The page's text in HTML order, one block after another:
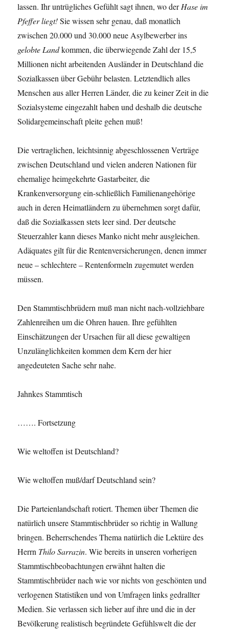
lassen. Ihr untrügliches Gefühlt sagt ihnen, wo derHase im
Pfeffer liegt!Sie wissen sehr genau, daß monatlich
zwischen 20.000 und 30.000 neue Asylbewerber ins
gelobte Landkommen, die überwiegende Zahl der 15,5
Millionen nicht arbeitenden Ausländer in Deutschland die
Sozialkassen über Gebühr belasten. Letztendlich alles
Menschen aus aller Herren Länder, die zu keiner Zeit in die
Sozialsysteme eingezahlt haben und deshalb die deutsche
Solidargemeinschaft pleite gehen muß!
Die vertraglichen, leichtsinnig abgeschlossenen Verträge
zwischen Deutschland und vielen anderen Nationen für
ehemalige heimgekehrte Gastarbeiter, die
Krankenversorgung ein-schließlich Familienangehörige
auch in deren Heimatländern zu übernehmen sorgt dafür,
daß die Sozialkassen stets leer sind. Der deutsche
Steuerzahler kann dieses Manko nicht mehr ausgleichen.
Adäquates gilt für die Rentenversicherungen, denen immer
neue – schlechtere – Rentenformeln zugemutet werden
müssen.
Den Stammtischbrüdern muß man nicht nach-vollziehbare
Zahlenreihen um die Ohren hauen. Ihre gefühlten
Einschätzungen der Ursachen für all diese gewaltigen
Unzulänglichkeiten kommen dem Kern der hier
angedeuteten Sache sehr nahe.
Jahnkes Stammtisch
……. Fortsetzung
Wie weltoffen ist Deutschland?
Wie weltoffen muß/darf Deutschland sein?
Die Parteienlandschaft rotiert. Themen über Themen die
natürlich unsere Stammtischbrüder so richtig in Wallung
bringen. Beherrschendes Thema natürlich die Lektüre des
Herrn Thilo Sarrazin. Wie bereits in unseren vorherigen
Stammtischbeobachtungen erwähnt halten die
Stammtischbrüder nach wie vor nichts von geschönten und
verlogenen Statistiken und von Umfragen links gedrallter
Medien. Sie verlassen sich lieber auf ihre und die in der
Bevölkerung realistisch begründete Gefühlswelt die der